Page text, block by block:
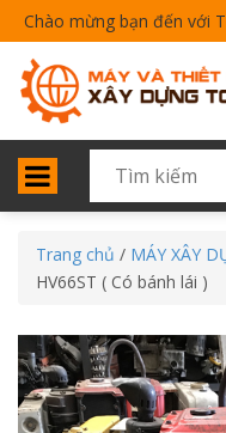
Chào mừng bạn đến với
Trang chủ / MÁY XÂY
HV66ST ( Có bánh lái )